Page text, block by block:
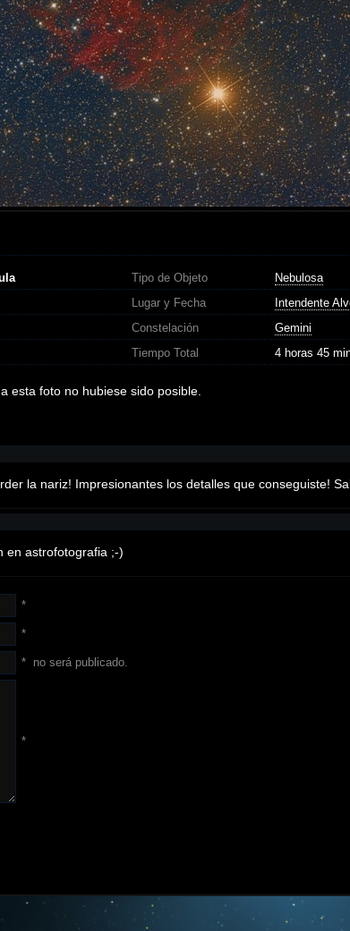
Tipo de Objeto
Nebulosa
Lugar y Fecha Intendente
Constelación
Gemini
Tiempo Total 4 horas 45
esta foto no hubiese sido posible.
la nariz! Impresionantes los detalles que conseguiste!
en astrofotografia ;-)
*
*
* no será publicado.
*